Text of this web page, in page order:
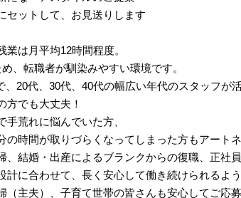
セットして、お見送りします
業は月平均12時間程度。
、転職者が馴染みやすい環境です。
、20代、30代、40代の幅広い年代のスタッフが
方でも大丈夫！
手荒れに悩んでいた方、
の時間が取りづらくなってしまった方もアート
、結婚・出産によるブランクからの復職、正社
計に合わせて、長く安心して働き続けられるよ
（主夫）、子育て世帯の皆さんも安心してご応募